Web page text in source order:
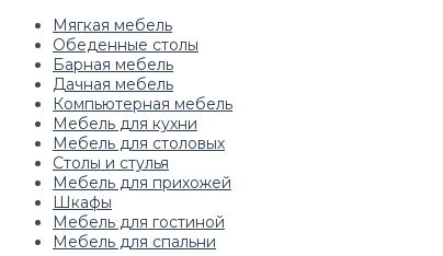
Мягкая мебель
Обеденные столы
Барная мебель
Дачная мебель
Компьютерная мебель
Мебель для кухни
Мебель для столовых
Столы и стулья
Мебель для прихожей
Шкафы
Мебель для гостиной
Мебель для спальни